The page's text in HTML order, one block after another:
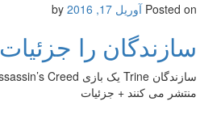
Posted on آوریل 17, 2016
سازندگان را جزئیات
منتشر می کنند + جزئیات